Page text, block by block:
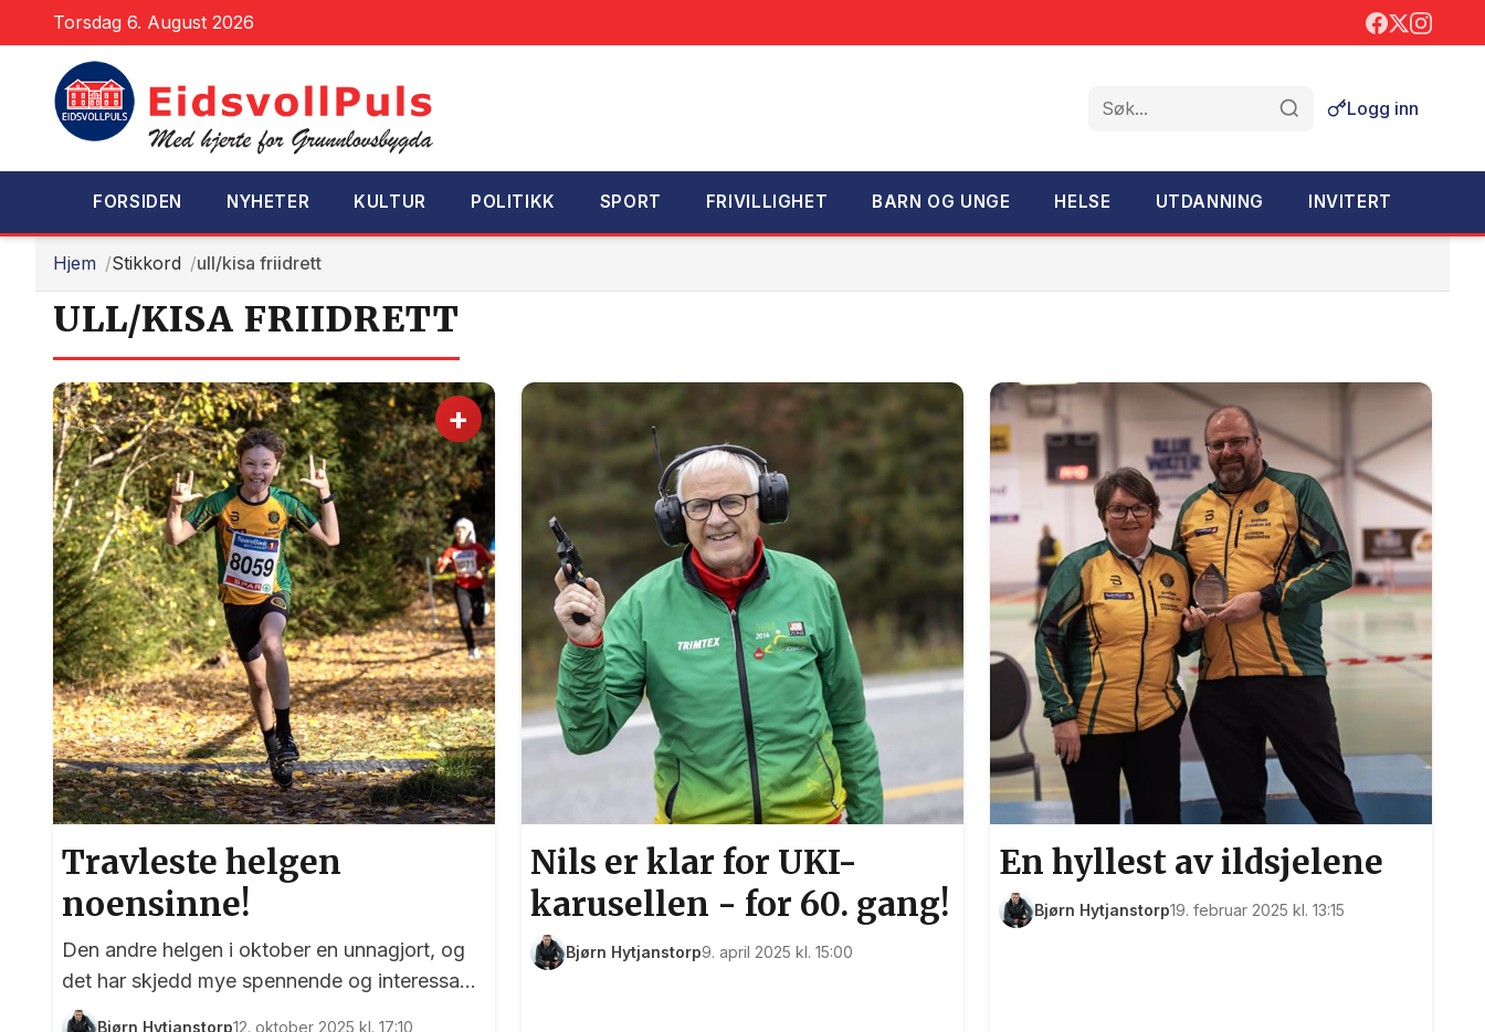
Torsdag 6. August 2026
Søk
Logg inn
FORSIDEN NYHETER KULTUR POLITIKK SPORT FRIVILLIGHET BARN OG UNGE HELSE UTDANNING INVITERT
Hjem Stikkord ull/kisa friidrett
ULL/KISA FRIIDRETT
+
Travleste helgen
noensinne!
Den andre helgen i oktober en unnagjort, og
det har skjedd mye spennende og interessant
i Eidsvoll. I tittelen har vi skrevet «Travleste
Bjørn Hytjanstorp12. oktober 2025 kl. 17:10
Nils er klar for UKI-
karusellen - for 60. gang!
Bjørn Hytjanstorp9. april 2025 kl. 15:00
En hyllest av ildsjelene
Bjørn Hytjanstorp19. februar 2025 kl. 13:15